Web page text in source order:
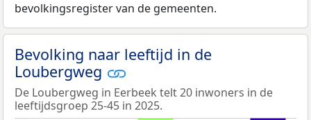
bevolkingsregister van de gemeenten.
Bevolking naar leeftijd in de
Loubergweg
De Loubergweg in Eerbeek telt 20 inwoners in de
leeftijdsgroep 25-45 in 2025.